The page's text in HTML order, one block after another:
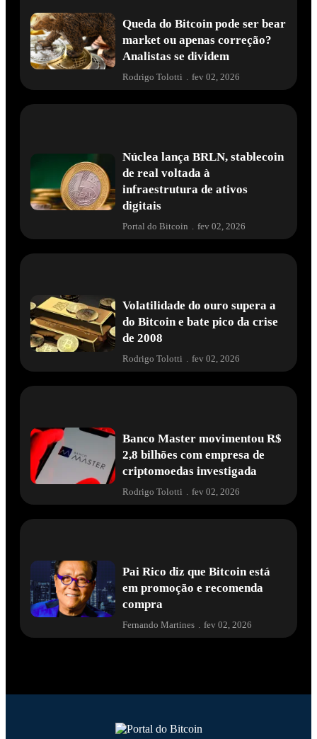
Queda do Bitcoin pode ser bear
market ou apenas correção?
Analistas se dividem
Rodrigo Tolotti . fev 02, 2026
Núclea lança BRLN, stablecoin
de real voltada à
infraestrutura de ativos
digitais
Portal do Bitcoin fev 02, 2026
Volatilidade do ouro supera a
do Bitcoin e bate pico da crise
de 2008
Rodrigo Tolotti . fev 02, 2026
Banco Master movimentou R$
2,8 bilhões com empresa de
criptomoedas investigada
Rodrigo Tolotti . fev 02, 2026
Pai Rico diz que Bitcoin está
em promoção e recomenda
compra
Fernando Martines fev 02, 2026